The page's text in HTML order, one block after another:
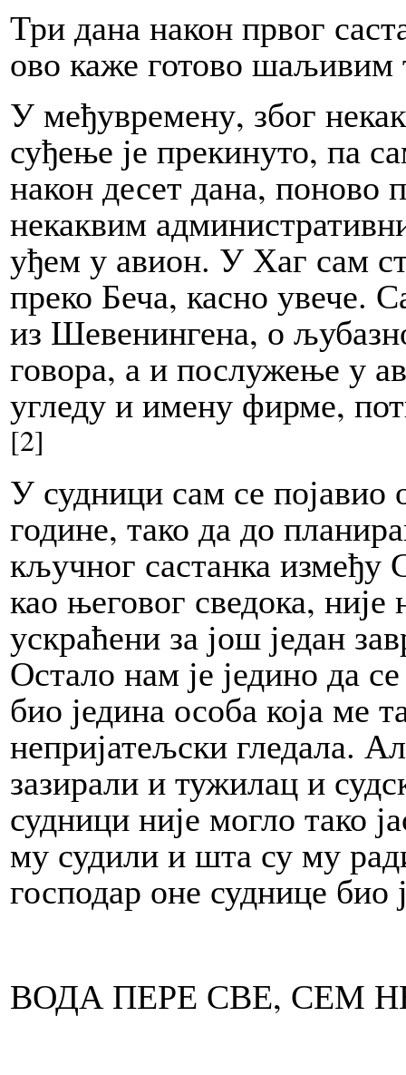
Три дана након првог
ово каже готово шаљивим
У међувремену, због
суђење је прекинуто, па
након десет дана,
некаквим
уђем у авион. У Хаг сам
преко Беча, касно увече.
из Шевенингена, о
говора, а и послужење у
угледу и имену фирме,
[2]
У судници сам се појавио
године, тако да до
кључног састанка
као његовог сведока,
ускраћени за још један
Остало нам је једино да
био једина особа која ме
непријатељски гледала.
зазирали и тужилац и
судници није могло тако
му судили и шта су му
господар оне суднице био
ВОДА ПЕРЕ СВЕ, СЕМ